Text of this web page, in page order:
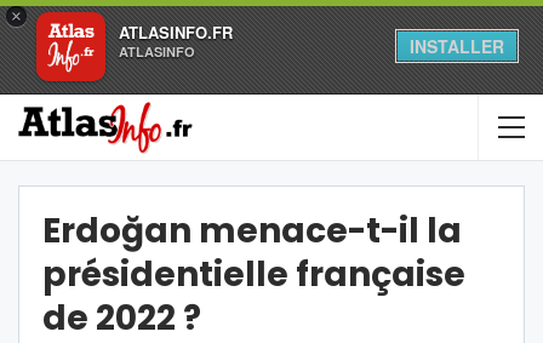
×
ATLASINFO.FR
ATLASINFO INSTALLER
Erdoğan menace-t-il la
présidentielle française
de 2022 ?